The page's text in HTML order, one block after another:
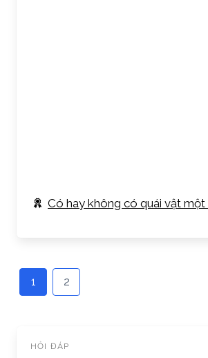
Có hay không có quái vật một
1 2
HỎI ĐÁP